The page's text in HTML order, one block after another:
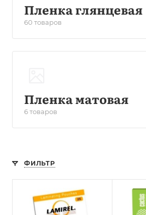
Пленка глянцевая
60 товаров
Пленка матовая
6 товаров
ФИЛЬТР